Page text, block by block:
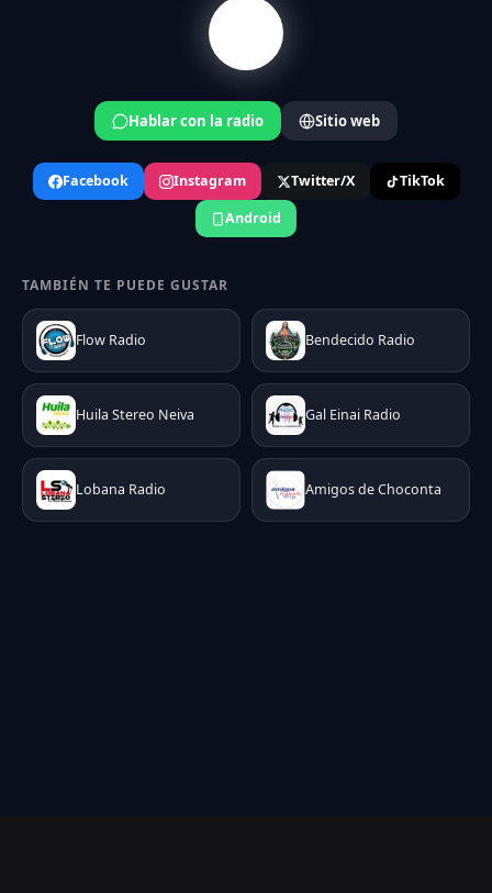
Hablar con la radio Sitio web
Facebook Instagram Twitter/X
TikTok
Android
TAMBIÉN TE PUEDE GUSTAR
Flow Radio Bendecido Radio
Huila Stereo Neiva Gal Einai Radio
Lobana Radio Amigos de Choconta